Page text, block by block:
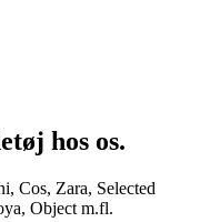
hos os.
Cos, Zara, Selected
Object m.fl.